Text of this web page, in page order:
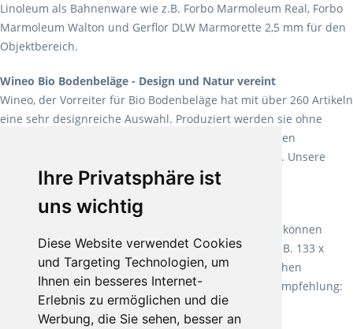
Ihre Privatsphäre ist
uns wichtig
Diese Website verwendet Cookies
und Targeting Technologien, um
Ihnen ein besseres Internet-
Erlebnis zu ermöglichen und die
Werbung, die Sie sehen, besser an
Linoleum als Bahnenware wie z.B. Forbo Marmoleum Real, Forbo
Marmoleum Walton und Gerflor DLW Marmorette 2,5 mm für den
Objektbereich.
Wineo Bio Bodenbeläge - Design und Natur vereint
Wineo, der Vorreiter für Bio Bodenbeläge hat mit über 260 Artikeln
eine sehr designreiche Auswahl. Produziert werden sie ohne
Weichmacher und Lösungsmittel. Mit allen verfügbaren
Verlegearten ist er für jegliche Bauvorhaben attraktiv. Unsere
Empfehlung:Wineo 1000 Multi Layer XXL.
Teppiche für ein angenehmes Laufgefühl
machen es schon lange vor. Sie können
Teppich in Ihrem gewünschten Sondermaß kaufen, z.B. 133 x
60cm. Vor allem in Schlafzimmern aufgrund der weichen
Oberfläche ein sehr beliebter Zusatzboden. Unsere Empfehlung:
Fletco Fluffy und Fletco Hermelin